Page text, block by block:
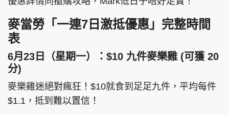
頭條日報 星島環球 The Standard
麥當勞「一連7日激抵優惠」完整時間
表
6月23日（星期一）：$10 九件麥樂雞 (可獲 20
分)
麥樂雞迷絕對瘋狂！$10就食到足足九件，平均每件
$1.1，抵到難以置信！